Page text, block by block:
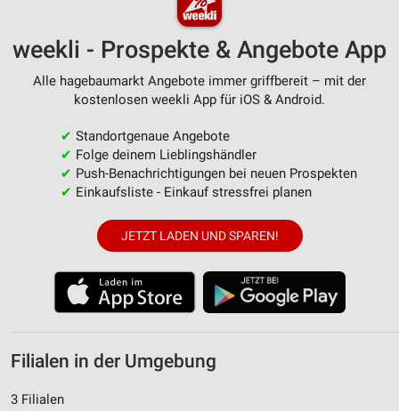
weekli - Prospekte & Angebote App
Alle hagebaumarkt Angebote immer griffbereit – mit der
kostenlosen weekli App für iOS & Android.
✔ Standortgenaue Angebote
✔ Folge deinem Lieblingshändler
✔ Push-Benachrichtigungen bei neuen Prospekten
✔ Einkaufsliste - Einkauf stressfrei planen
JETZT LADEN UND SPAREN!
Filialen in der Umgebung
3 Filialen